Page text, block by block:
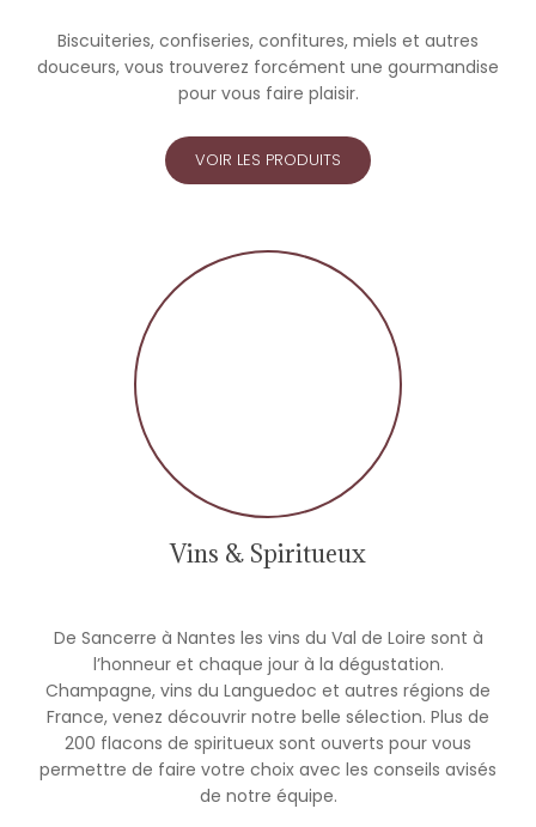
Biscuiteries, confiseries, confitures, miels et autres
douceurs, vous trouverez forcément une gourmandise
pour vous faire plaisir.
VOIR LES PRODUITS
Vins & Spiritueux
De Sancerre à Nantes les vins du Val de Loire sont à
l’honneur et chaque jour à la dégustation.
Champagne, vins du Languedoc et autres régions de
France, venez découvrir notre belle sélection. Plus de
200 flacons de spiritueux sont ouverts pour vous
permettre de faire votre choix avec les conseils avisés
de notre équipe.